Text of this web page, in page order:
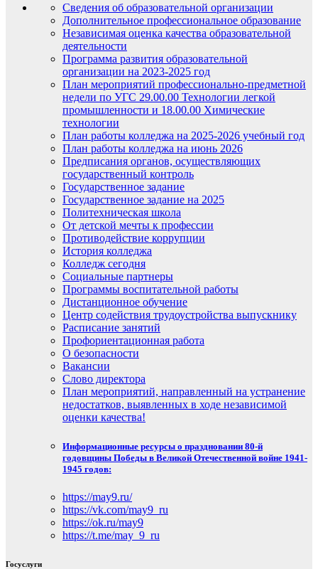
Сведения об образовательной организации
Дополнительное профессиональное образование
Независимая оценка качества образовательной
деятельности
Программа развития образовательной
организации на 2023-2025 год
План мероприятий профессионально-предметной
недели по УГС 29.00.00 Технологии легкой
промышленности и 18.00.00 Химические
технологии
План работы колледжа на 2025-2026 учебный год
План работы колледжа на июнь 2026
Предписания органов, осуществляющих
государственный контроль
Государственное задание
Государственное задание на 2025
Политехническая школа
От детской мечты к профессии
Противодействие коррупции
История колледжа
Колледж сегодня
Социальные партнеры
Программы воспитательной работы
Дистанционное обучение
Центр содействия трудоустройства выпускнику
Расписание занятий
Профориентационная работа
О безопасности
Вакансии
Слово директора
План мероприятий, направленный на устранение
недостатков, выявленных в ходе независимой
оценки качества!
Информационные ресурсы о праздновании 80-й
годовщины Победы в Великой Отечественной войне 1941-
1945 годов:
https://may9.ru/
https://vk.com/may9_ru
https://ok.ru/may9
https://t.me/may_9_ru
Госуслуги